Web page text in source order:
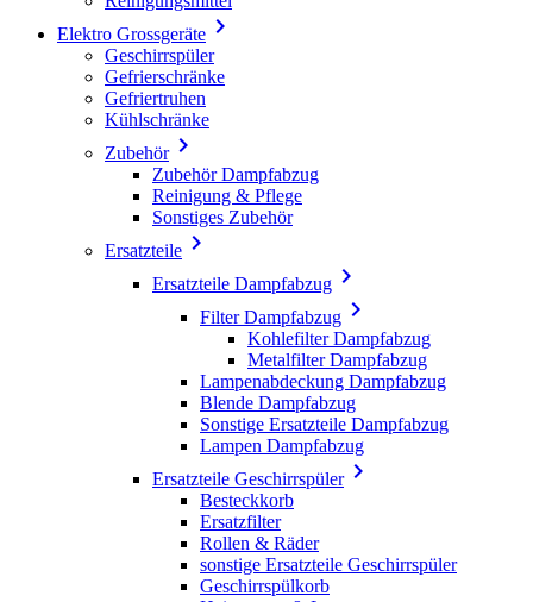
Elektro Grossgeräte 
Geschirrspüler
Gefrierschränke
Gefriertruhen
Kühlschränke
Zubehör
Zubehör Dampfabzug
Reinigung & Pflege
Sonstiges Zubehör
Ersatzteile 
Ersatzteile Dampfabzug 
Filter Dampfabzug 
Kohlefilter Dampfabzug
Metalfilter Dampfabzug
Lampenabdeckung Dampfabzug
Blende Dampfabzug
Sonstige Ersatzteile Dampfabzug
Lampen Dampfabzug
Ersatzteile Geschirrspüler
Besteckkorb
Ersatzfilter
Rollen & Räder
sonstige Ersatzteile Geschirrspüler
Geschirrspülkorb